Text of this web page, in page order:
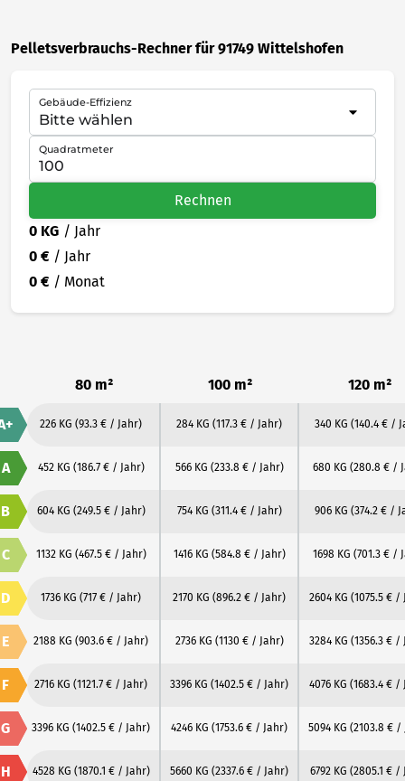
Pelletsverbrauchs-Rechner für 91749 Wittelshofen
Gebäude-Effizienz
Quadratmeter
Rechnen
0 KG / Jahr
0 € / Jahr
0 € / Monat
80 m² 100 m² 120 m²
226 KG (93.3 € / Jahr) 284 KG (117.3 € / Jahr) 340 KG (140.4 € /
A 452 KG (186.7 € / Jahr) 566 KG (233.8 € / Jahr) 680 KG (280.8 € /
B 604 KG (249.5 € / Jahr) 754 KG (311.4 € / Jahr) 906 KG (374.2 € /
C 1132 KG (467.5 € / Jahr) 1416 KG (584.8 € / Jahr) 1698 KG (701.3 € /
D 1736 KG (717 € / Jahr) 2170 KG (896.2 € / Jahr) 2604 KG (1075.5 € /
E 2188 KG (903.6 € / Jahr) 2736 KG (1130 € / Jahr) 3284 KG (1356.3 € /
F 2716 KG (1121.7 € / Jahr) 3396 KG (1402.5 € / Jahr) 4076 KG (1683.4 € /
G 3396 KG (1402.5 € / Jahr) 4246 KG (1753.6 € / Jahr) 5094 KG (2103.8 € /
H 4528 KG (1870.1 € / Jahr) 5660 KG (2337.6 € / Jahr) 6792 KG (2805.1 € /